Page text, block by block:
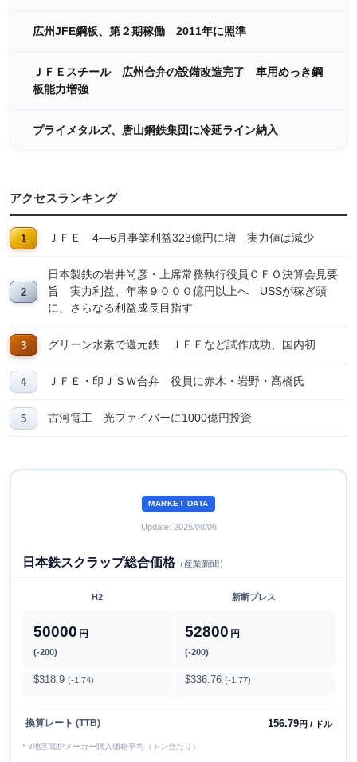
広州JFE鋼板、第２期稼働 2011年に照準
ＪＦＥスチール 広州合弁の設備改造完了 車用めっき鋼
板能力増強
プライメタルズ、唐山鋼鉄集団に冷延ライン納入
アクセスランキング
ＪＦＥ 4―6月事業利益323億円に増 実力値は減少
日本製鉄の岩井尚彦・上席常務執行役員ＣＦＯ決算会見要
旨 実力利益、年率９０００億円以上へ USSが稼ぎ頭
に、さらなる利益成長目指す
グリーン水素で還元鉄 ＪＦＥなど試作成功、国内初
ＪＦＥ・印ＪＳＷ合弁 役員に赤木・岩野・髙橋氏
古河電工 光ファイバーに1000億円投資
MARKET DATA
Update: 2026/08/06
日本鉄スクラップ総合価格（産業新聞）
H2 新断プレス
50000 円
(-200)
52800 円
(-200)
$318.9 (-1.74) $336.76 (-1.77)
換算レート (TTB) 156.79円 / ドル
* 3地区電炉メーカー購入価格平均（トン当たり）